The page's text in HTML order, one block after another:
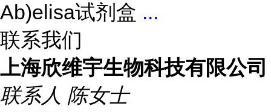
Ab)elisa试剂盒 ...
联系我们
上海欣维宇生物科技有限公司
联系人 陈女士